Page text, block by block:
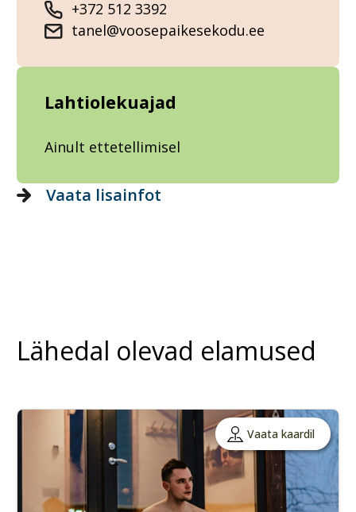
+372 512 3392
tanel@voosepaikesekodu.ee
Lahtiolekuajad
Ainult ettetellimisel
Vaata lisainfot
Lähedal olevad elamused
Vaata kaardil